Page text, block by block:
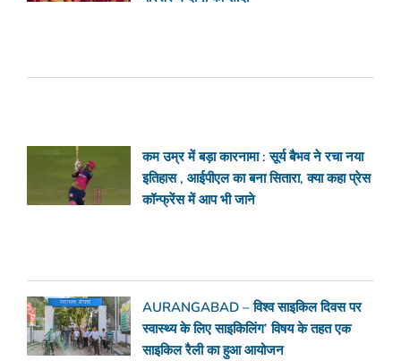
कम उम्र में बड़ा कारनामा : सूर्य बैभव ने रचा नया
इतिहास , आईपीएल का बना सितारा, क्या कहा प्रेस
कॉन्फ्रेंस में आप भी जाने
AURANGABAD – विश्व साइकिल दिवस पर
स्वास्थ्य के लिए साइकिलिंग’ विषय के तहत एक
साइकिल रैली का हुआ आयोजन